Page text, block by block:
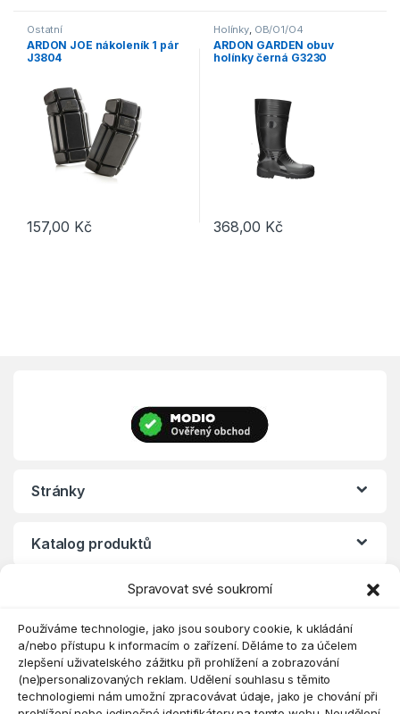
Spravovat své soukromí
Používáme technologie, jako jsou soubory cookie, k ukládání
a/nebo přístupu k informacím o zařízení. Děláme to za účelem
zlepšení uživatelského zážitku při prohlížení a zobrazování
(ne)personalizovaných reklam. Udělení souhlasu s těmito
technologiemi nám umožní zpracovávat údaje, jako je chování při
Ostatní
ARDON JOE nákoleník 1 pár
J3804
157,00 Kč
Holínky OB/O1/O4
ARDON GARDEN obuv
holínky černá G3230
368,00 Kč
Tento produkt má více
Stránky
Katalog produktů